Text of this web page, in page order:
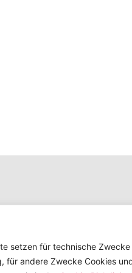
setzen für technische Zwecke
für andere Zwecke Cookies
Kontakt